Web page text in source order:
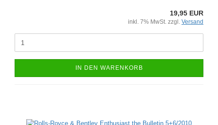
19,95 EUR
inkl. 7% MwSt. zzgl. Versand
IN DEN WARENKORB